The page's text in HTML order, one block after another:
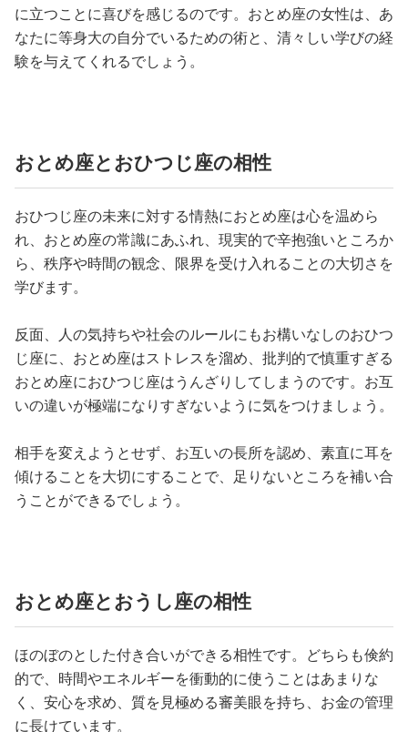
に立つことに喜びを感じるのです。おとめ座の女性は、あ
なたに等身大の自分でいるための術と、清々しい学びの経
験を与えてくれるでしょう。
おとめ座とおひつじ座の相性
おひつじ座の未来に対する情熱におとめ座は心を温めら
れ、おとめ座の常識にあふれ、現実的で辛抱強いところか
ら、秩序や時間の観念、限界を受け入れることの大切さを
学びます。
反面、人の気持ちや社会のルールにもお構いなしのおひつ
じ座に、おとめ座はストレスを溜め、批判的で慎重すぎる
おとめ座におひつじ座はうんざりしてしまうのです。お互
いの違いが極端になりすぎないように気をつけましょう。
相手を変えようとせず、お互いの長所を認め、素直に耳を
傾けることを大切にすることで、足りないところを補い合
うことができるでしょう。
おとめ座とおうし座の相性
ほのぼのとした付き合いができる相性です。どちらも倹約
的で、時間やエネルギーを衝動的に使うことはあまりな
く、安心を求め、質を見極める審美眼を持ち、お金の管理
に長けています。